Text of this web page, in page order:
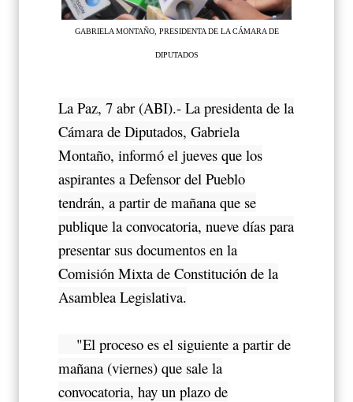
GABRIELA MONTAÑO, PRESIDENTA DE LA CÁMARA DE
DIPUTADOS
La Paz, 7 abr (ABI).- La presidenta de la
Cámara de Diputados, Gabriela
Montaño, informó el jueves que los
aspirantes a Defensor del Pueblo
tendrán, a partir de mañana que se
publique la convocatoria, nueve días para
presentar sus documentos en la
Comisión Mixta de Constitución de la
Asamblea Legislativa.
"El proceso es el siguiente a partir de
mañana (viernes) que sale la
convocatoria, hay un plazo de